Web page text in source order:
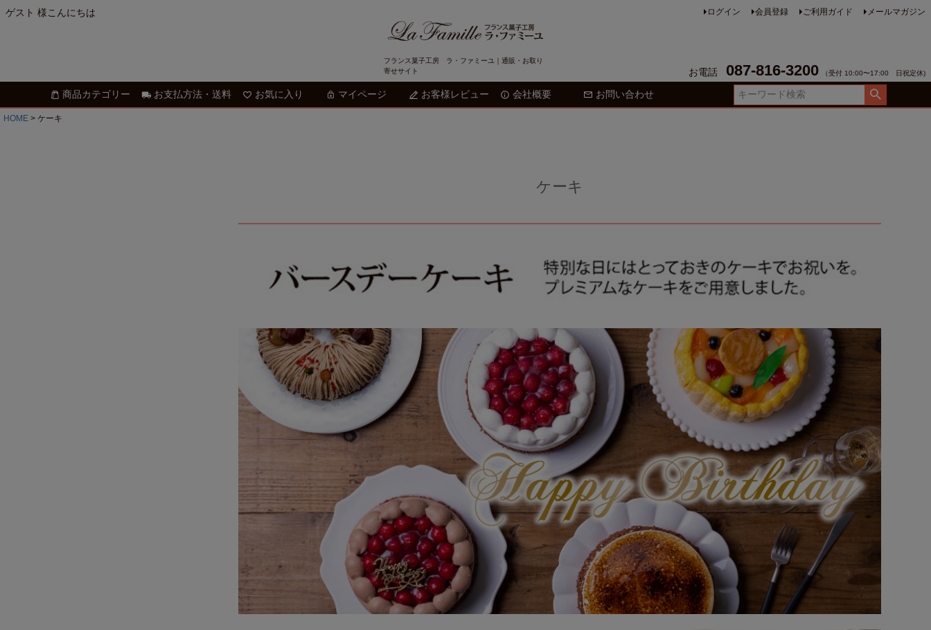
ゲスト 様こんにちは
フランス菓子工房 ラ・ファミーユ｜通販・お取り
寄せサイト
ログイン 会員登録 ご利用ガイド メールマガジン
お電話 087-816-3200 （受付 10:00〜17:00 日祝定休)
商品カテゴリー お支払方法・送料 お気に入り マイページ お客様レビュー 会社概要 お問い合わせ
検索
HOME ケーキ
ケーキ